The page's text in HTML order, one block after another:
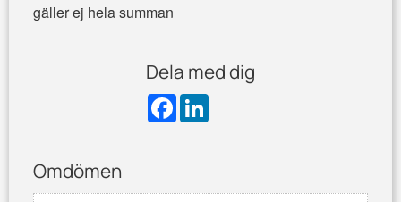
gäller ej hela summan
Dela med dig
F
a
Omdömen